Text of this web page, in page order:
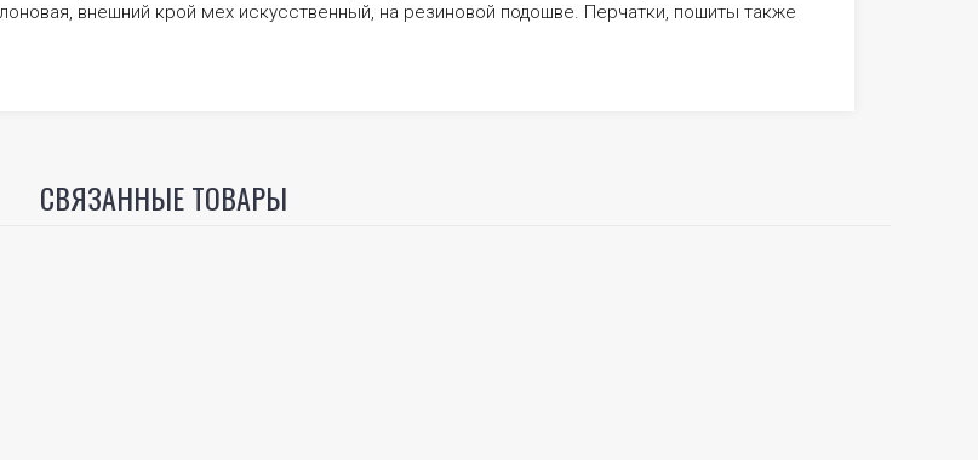
внешний крой мех искусственный, на резиновой подошве. Перчатки, пошиты также
СВЯЗАННЫЕ ТОВАРЫ